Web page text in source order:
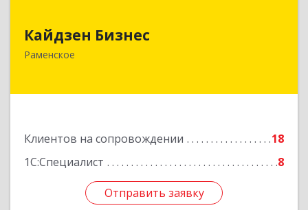
Кайдзен Бизнес
Раменское
Клиентов на сопровождении
18
1С:Специалист
8
Отправить заявку
Гжельского Кирпичного Завода п, дом № 11,
Отправить заявку